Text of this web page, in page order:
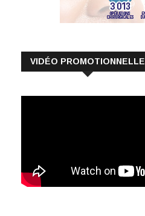
VIDÉO PROMOTIONNELLE